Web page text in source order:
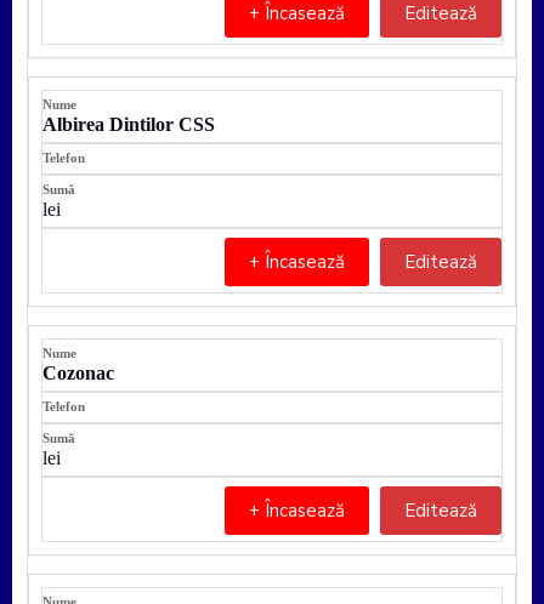
+ Încasează Editează
Albirea Dintilor CSS
lei
+ Încasează Editează
Cozonac
lei
+ Încasează Editează